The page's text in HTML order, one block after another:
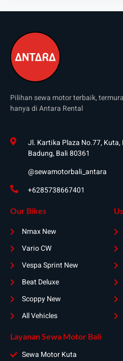
Pilihan sewa motor terbaik,
hanya di Antara Rental
Jl. Kartika Plaza No.77, Kuta,
Badung, Bali 80361
@sewamotorbali_antara
+6285738667401
Our Bikes
Nmax New
Vario CW
Vespa Sprint New
Beat Deluxe
Scoppy New
All Vehicles
Layanan Sewa Motor Bali
Sewa Motor Kuta